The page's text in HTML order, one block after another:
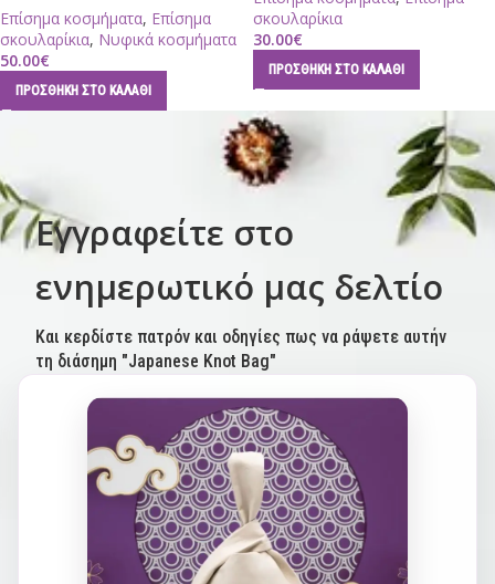
Επίσημα κοσμήματα, Επίσημα
σκουλαρίκια, Νυφικά κοσμήματα
50.00€
ΠΡΟΣΘΉΚΗ ΣΤΟ ΚΑΛΆΘΙ
σκουλαρίκια
30.00€
ΠΡΟΣΘΉΚΗ ΣΤΟ ΚΑΛΆΘΙ
Εγγραφείτε στο
ενημερωτικό μας δελτίο
Και κερδίστε πατρόν και οδηγίες πως να ράψετε αυτήν
τη διάσημη "Japanese Knot Bag"